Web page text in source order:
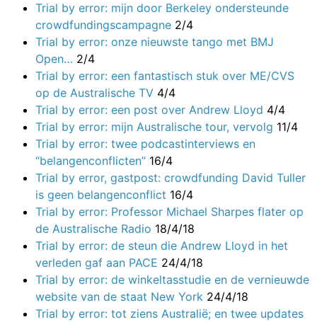
Trial by error: mijn door Berkeley ondersteunde
crowdfundingscampagne 2/4
Trial by error: onze nieuwste tango met BMJ
Open… 2/4
Trial by error: een fantastisch stuk over ME/CVS
op de Australische TV 4/4
Trial by error: een post over Andrew Lloyd 4/4
Trial by error: mijn Australische tour, vervolg 11/4
Trial by error: twee podcastinterviews en
“belangenconflicten” 16/4
Trial by error, gastpost: crowdfunding David Tuller
is geen belangenconflict 16/4
Trial by error: Professor Michael Sharpes flater op
de Australische Radio 18/4/18
Trial by error: de steun die Andrew Lloyd in het
verleden gaf aan PACE 24/4/18
Trial by error: de winkeltasstudie en de vernieuwde
website van de staat New York 24/4/18
Trial by error: tot ziens Australië; en twee updates